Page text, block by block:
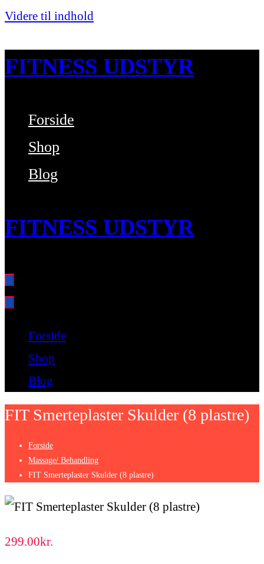
Videre til indhold
FITNESS UDSTYR
Bare endnu et fitness websted
Forside
Shop
Blog
FITNESS UDSTYR
Bare endnu et fitness websted
Forside
Shop
Blog
FIT Smerteplaster Skulder (8 plastre)
Forside
Massage/ Behandling
FIT Smerteplaster Skulder (8 plastre)
299.00kr.